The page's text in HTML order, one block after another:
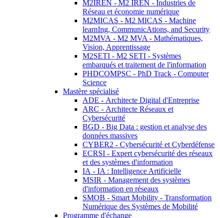
M2IREN - M2 IREN - Industries de
Réseau et économie numérique
M2MICAS - M2 MICAS - Machine
learnIng, CommunicAtions, and Security
M2MVA - M2 MVA - Mathématiques,
Vision, Apprentissage
M2SETI - M2 SETI - Systèmes
embarqués et traitement de l'information
PHDCOMPSC - PhD Track - Computer
Science
Mastère spécialisé
ADE - Architecte Digital d'Entreprise
ARC - Architecte Réseaux et
Cybersécurité
BGD - Big Data : gestion et analyse des
données massives
CYBER2 - Cybersécurité et Cyberdéfense
ECRSI - Expert cybersécurité des réseaux
et des systèmes d'information
IA - IA : Intelligence Artificielle
MSIR - Management des systèmes
d'information en réseaux
SMOB - Smart Mobility - Transformation
Numérique des Systèmes de Mobilité
Programme d'échange